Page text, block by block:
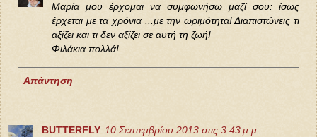
Μαρία μου έρχομαι να συμφωνήσω μαζί σου: ίσως
έρχεται με τα χρόνια ...με την ωριμότητα! Διαπιστώνεις τι
αξίζει και τι δεν αξίζει σε αυτή τη ζωή!
Φιλάκια πολλά!
Απάντηση
BUTTERFLY 10 Σεπτεμβρίου 2013 στις 3:43 μ.μ.